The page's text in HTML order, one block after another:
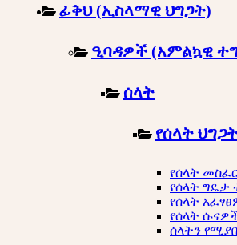
ፊቅህ (ኢስላማዊ ህግጋት)
ዒባዳዎች (አምልኳዊ
ሰላት
የሰላት
የሰላት
የሰላት ግዴታ
የሰላት
የሰላት
ሰላትን